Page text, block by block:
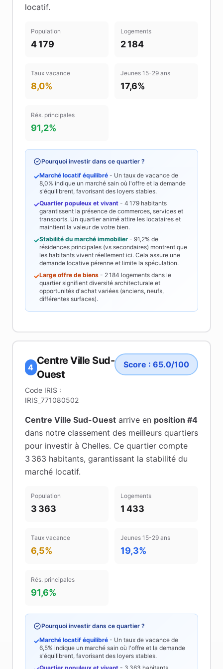
locatif.
Population
4 179
Logements
2 184
Taux vacance
8,0%
Jeunes 15-29 ans
17,6%
Rés. principales
91,2%
Pourquoi investir dans ce quartier ?
✓Marché locatif équilibré - Un taux de vacance de
8,0% indique un marché sain où l'offre et la demande
s'équilibrent, favorisant des loyers stables.
✓Quartier populeux et vivant - 4 179 habitants
garantissent la présence de commerces, services et
transports. Un quartier animé attire les locataires et
maintient la valeur de votre bien.
✓Stabilité du marché immobilier - 91,2% de
résidences principales (vs secondaires) montrent que
les habitants vivent réellement ici. Cela assure une
demande locative pérenne et limite la spéculation.
✓Large offre de biens - 2 184 logements dans le
quartier signifient diversité architecturale et
opportunités d'achat variées (anciens, neufs,
différentes surfaces).
4
Centre Ville Sud-
Ouest
Code IRIS :
IRIS_771080502
Score : 65.0/100
Centre Ville Sud-Ouest arrive en position #4
dans notre classement des meilleurs quartiers
pour investir à Chelles. Ce quartier compte
3 363 habitants, garantissant la stabilité du
marché locatif.
Population
3 363
Logements
1 433
Taux vacance
6,5%
Jeunes 15-29 ans
19,3%
Rés. principales
91,6%
Pourquoi investir dans ce quartier ?
✓Marché locatif équilibré - Un taux de vacance de
6,5% indique un marché sain où l'offre et la demande
s'équilibrent, favorisant des loyers stables.